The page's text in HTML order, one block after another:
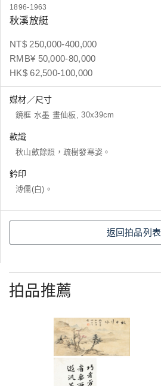
1896-1963
秋溪放艇
NT$ 250,000-400,000
RMB¥ 50,000-80,000
HK$ 62,500-100,000
媒材／尺寸
鏡框 水墨 畫仙板, 30x39cm
款識
秋山斂餘照，疏樹發寒姿。
鈐印
溥儒(白)。
返回拍品列表
拍品推薦